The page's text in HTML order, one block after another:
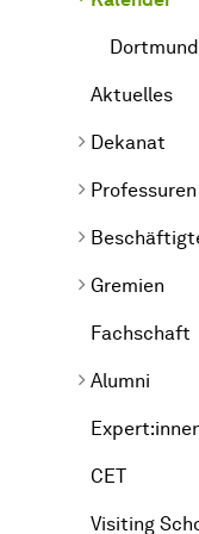
Aktuelles
Dekanat
Professuren
Gremien
Fachschaft
Alumni
CET
Visiting